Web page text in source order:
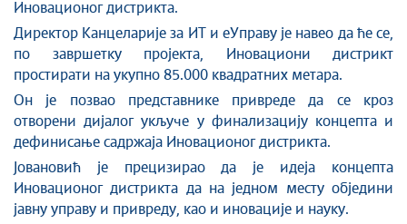
Иновационог дистрикта.
Директор Канцеларије за ИТ и еУправу је навео да ће се,
по завршетку пројекта, Иновациони дистрикт
простирати на укупно 85.000 квадратних метара.
Он је позвао представнике привреде да се кроз
отворени дијалог укључе у финализацију концепта и
дефинисање садржаја Иновационог дистрикта.
Јовановић је прецизирао да је идеја концепта
Иновационог дистрикта да на једном месту обједини
јавну управу и привреду, као и иновације и науку.